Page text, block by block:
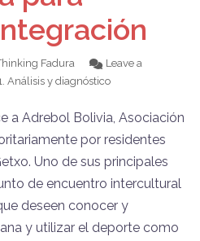
Fadura
Leave a
Análisis y diagnóstico
a Adrebol Bolivia, Asociación
por residentes
Uno de sus principales
de encuentro intercultural
deseen conocer y
y utilizar el deporte como